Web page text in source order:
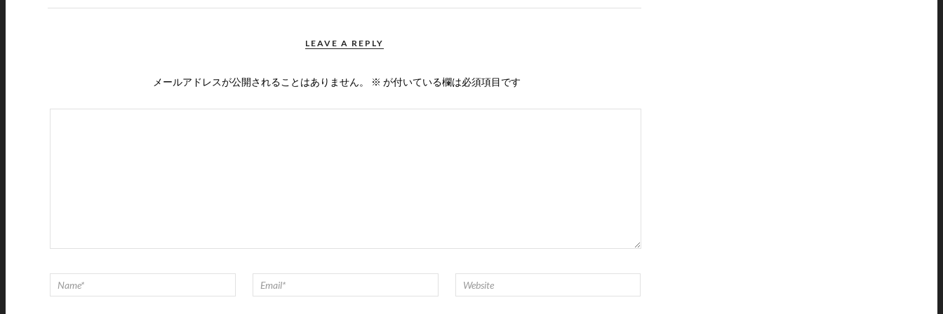
LEAVE A REPLY
メールアドレスが公開されることはありません。 ※ が付いている欄は必須項目です